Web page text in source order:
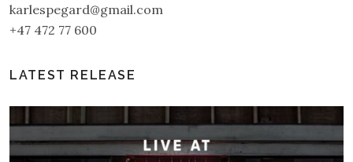
karlespegard@gmail.com
+47 472 77 600
LATEST RELEASE